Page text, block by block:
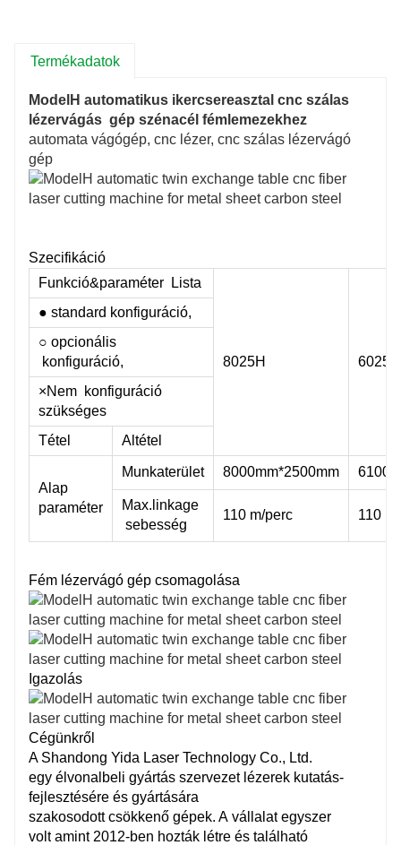
Termékadatok
ModelH automatikus ikercsereasztal cnc szálas
lézervágás gép szénacél fémlemezekhez
automata vágógép, cnc lézer, cnc szálas lézervágó
gép
Szecifikáció
Funkció&paraméter Lista
8025H 6025H
● standard konfiguráció,
○ opcionális
konfiguráció,
×Nem konfiguráció
szükséges
Tétel
Altétel
Alap
paraméter
Munkaterület 8000mm*2500mm
Max.linkage
sebesség
110 m/perc 110
Fém lézervágó gép csomagolása
Igazolás
Cégünkről
A Shandong Yida Laser Technology Co., Ltd.
egy élvonalbeli gyártás szervezet lézerek kutatás-
fejlesztésére és gyártására
szakosodottcsökkenő gépek. A vállalat egyszer
volt amint 2012-ben hozták létre és található